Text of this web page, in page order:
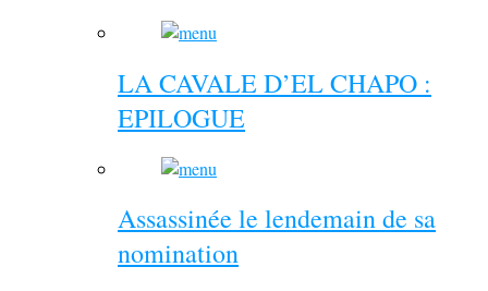
LA CAVALE D’EL CHAPO :
EPILOGUE
Assassinée le lendemain de sa
nomination